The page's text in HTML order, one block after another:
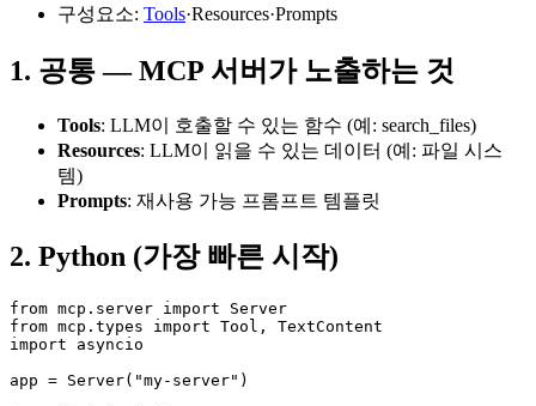
구성요소: Tools·Resources·Prompts
1. 공통 — MCP 서버가 노출하는 것
Tools: LLM이 호출할 수 있는 함수 (예: search_files)
Resources: LLM이 읽을 수 있는 데이터 (예: 파일 시스
템)
Prompts: 재사용 가능 프롬프트 템플릿
2. Python (가장 빠른 시작)
from mcp.server import Server
from mcp.types import Tool, TextContent
import asyncio
app = Server("my-server")